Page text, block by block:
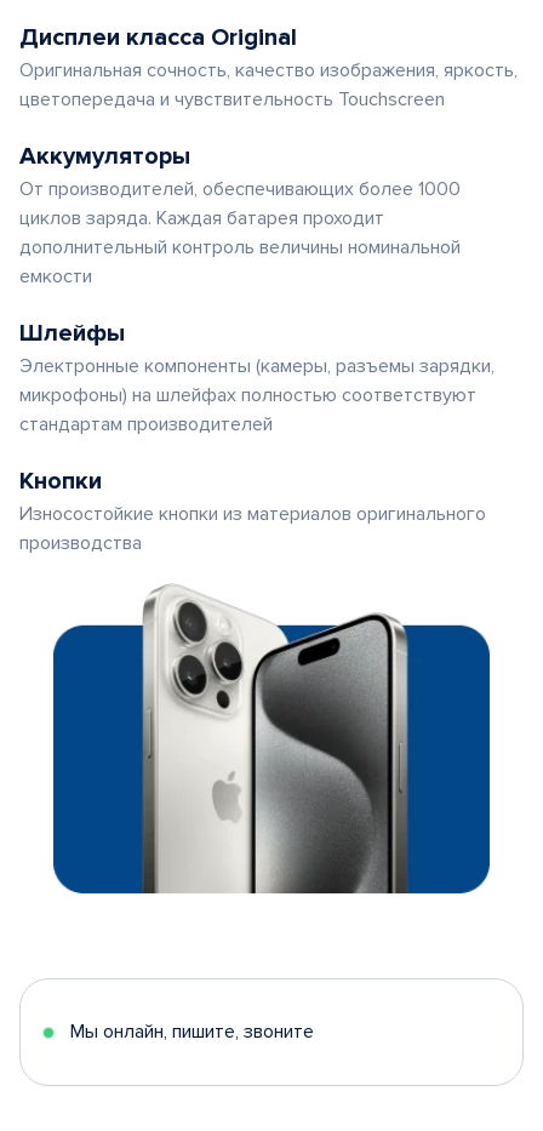
Дисплеи класса Original
Оригинальная сочность, качество изображения, яркость,
цветопередача и чувствительность Touchscreen
Аккумуляторы
От производителей, обеспечивающих более 1000
циклов заряда. Каждая батарея проходит
дополнительный контроль величины номинальной
емкости
Шлейфы
Электронные компоненты (камеры, разъемы зарядки,
микрофоны) на шлейфах полностью соответствуют
стандартам производителей
Кнопки
Износостойкие кнопки из материалов оригинального
производства
Мы онлайн, пишите, звоните